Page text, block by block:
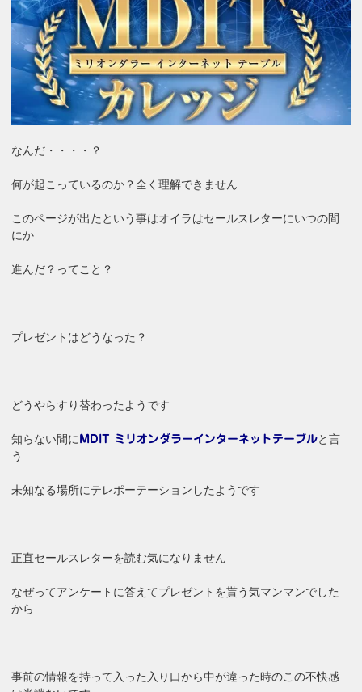
なんだ・・・・？
何が起こっているのか？全く理解できません
このページが出たという事はオイラはセールスレターにいつの間
にか
進んだ？ってこと？
プレゼントはどうなった？
どうやらすり替わったようです
知らない間に MDIT ミリオンダラーインターネットテーブルと言
う
未知なる場所にテレポーテーションしたようです
正直セールスレターを読む気になりません
なぜってアンケートに答えてプレゼントを貰う気マンマンでした
から
事前の情報を持って入った入り口から中が違った時のこの不快感